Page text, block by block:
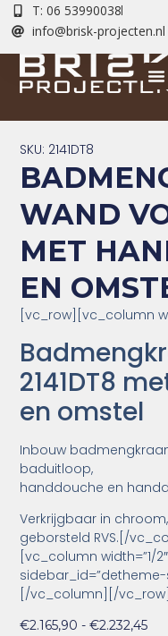
T: 06 53990038
info@brisk-projecten.nl
SKU: 2141DT8
WAND
MET
EN
[vc_row][vc_column
2141DT8
en omstel
Inbouw
baduitloop,
handdouche en
Verkrijgbaar in
geborsteld RVS.[/
[vc_column width=”1/
[/vc_column][/vc_row]
€2.165,90 - €2.232,45